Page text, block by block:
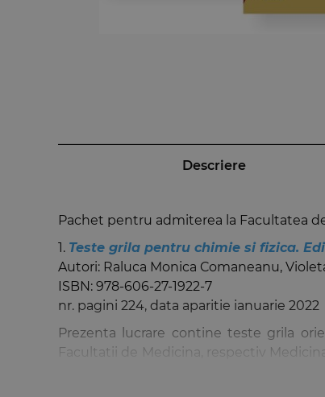
Descriere
Pachet pentru admiterea la Facultatea
1. Teste grila pentru chimie si fizica.
Autori: Raluca Monica Comaneanu,
ISBN: 978-606-27-1922-7
nr. pagini 224, data aparitie ianuarie 2022
Prezenta lucrare contine teste grila
Facultatii de Medicina, respectiv
realizate cu 1‐2 variante corecte de